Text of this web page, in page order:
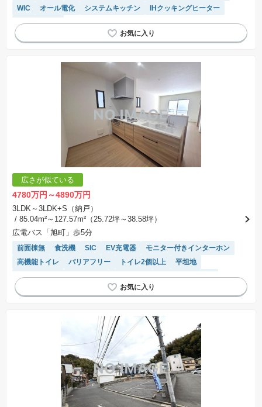
WIC
オール電化 システムキッチン
IHクッキングヒーター
対面キッチン
広さが似ている
4780万円～4890万円
3LDK～3LDK+S（納戸）
/ 85.04m²～127.57m²（25.72坪～38.58坪）
広電バス「旭町」歩5分
前面棟無 食洗機 SIC EV充電器
モニター付きインターホン
高機能トイレ
バリアフリー トイレ2個以上
平坦地
温水洗浄便座
陽当り良好 浴室乾燥機
システムキッチン
閑静な住宅地
対面キッチン 窓付き浴室